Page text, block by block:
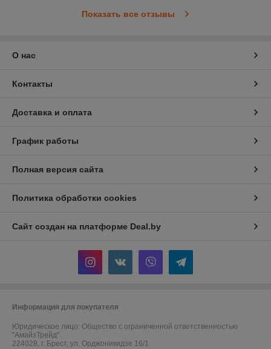
Показать все отзывы
О нас
Контакты
Доставка и оплата
График работы
Полная версия сайта
Политика обработки cookies
Сайт создан на платформе Deal.by
Информация для покупателя
Юридическое лицо: Общество с ограниченной ответственностью
"АмайзТрейд"
224028, г. Брест, ул. Орджоникидзе 16/1